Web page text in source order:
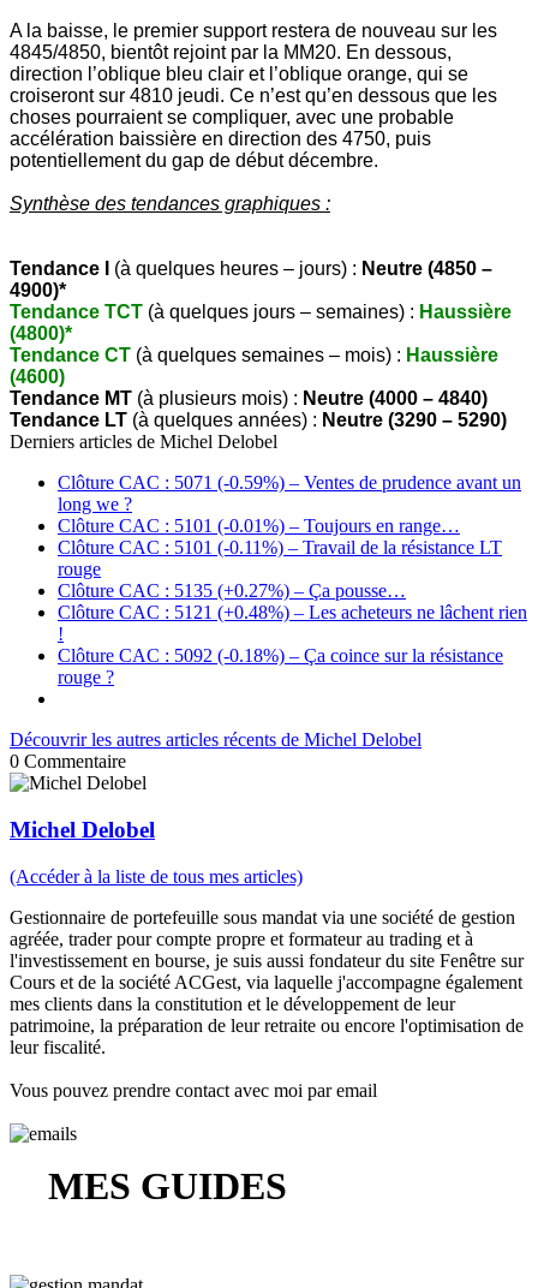
A la baisse, le premier support restera de nouveau sur les
4845/4850, bientôt rejoint par la MM20. En dessous,
direction l’oblique bleu clair et l’oblique orange, qui se
croiseront sur 4810 jeudi. Ce n’est qu’en dessous que les
choses pourraient se compliquer, avec une probable
accélération baissière en direction des 4750, puis
potentiellement du gap de début décembre.
Synthèse des tendances graphiques :
Tendance I (à quelques heures – jours) : Neutre (4850 –
4900)*
Tendance TCT (à quelques jours – semaines) : Haussière
(4800)*
Tendance CT (à quelques semaines – mois) : Haussière
(4600)
Tendance MT (à plusieurs mois) : Neutre (4000 – 4840)
Tendance LT (à quelques années) : Neutre (3290 – 5290)
Derniers articles de Michel Delobel
Clôture CAC : 5071 (-0.59%) – Ventes de prudence avant un
long we ?
Clôture CAC : 5101 (-0.01%) – Toujours en range…
Clôture CAC : 5101 (-0.11%) – Travail de la résistance LT
rouge
Clôture CAC : 5135 (+0.27%) – Ça pousse…
Clôture CAC : 5121 (+0.48%) – Les acheteurs ne lâchent rien
!
Clôture CAC : 5092 (-0.18%) – Ça coince sur la résistance
rouge ?
Découvrir les autres articles récents de Michel Delobel
0 Commentaire
Michel Delobel
(Accéder à la liste de tous mes articles)
Gestionnaire de portefeuille sous mandat via une société de gestion
agréée, trader pour compte propre et formateur au trading et à
l'investissement en bourse, je suis aussi fondateur du site Fenêtre sur
Cours et de la société ACGest, via laquelle j'accompagne également
mes clients dans la constitution et le développement de leur
patrimoine, la préparation de leur retraite ou encore l'optimisation de
leur fiscalité.
Vous pouvez prendre contact avec moi par email
MES GUIDES